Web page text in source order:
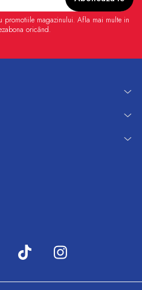
promotiile magazinului. Afla mai multe in
oricând.